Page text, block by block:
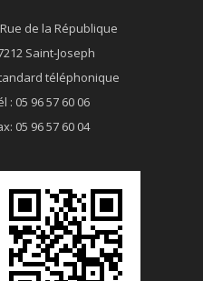
de la République
Saint-Joseph
téléphonique
: 05 96 57 60 06
05 96 57 60 04